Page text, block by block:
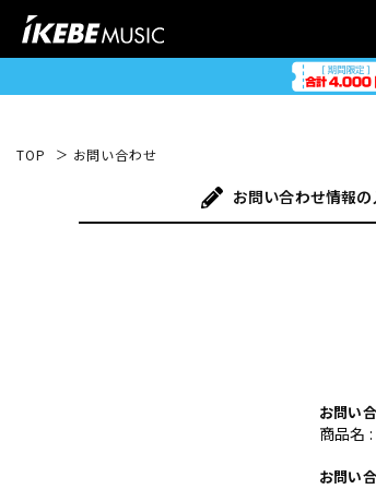
TOP お問い合わせ
お問い合わせ情報の
お問い
商品名
お問い